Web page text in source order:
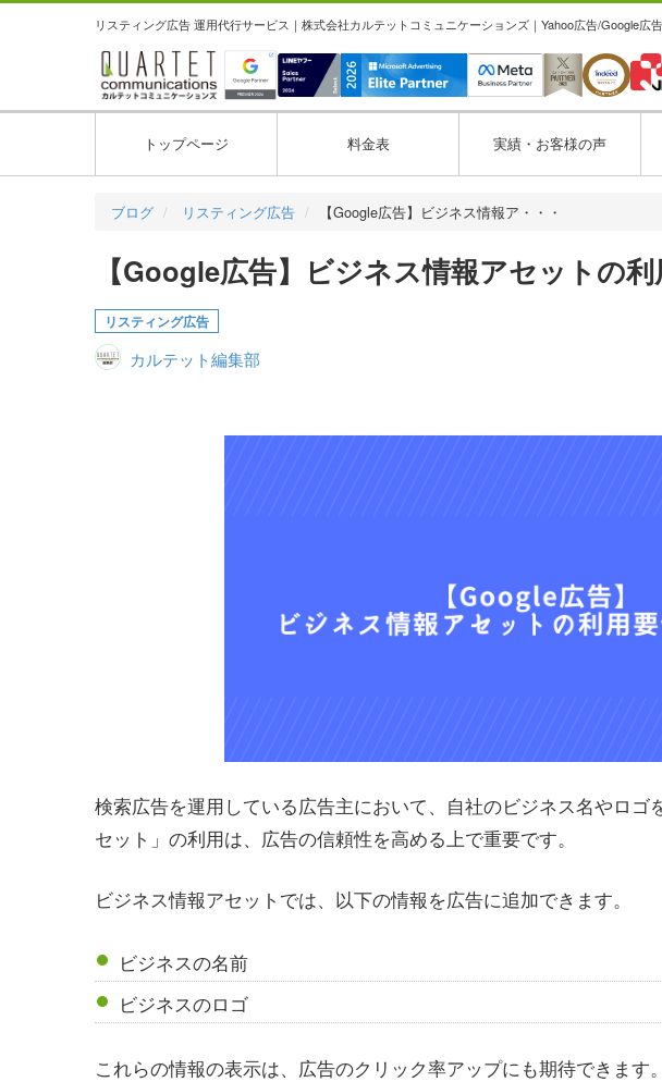
リスティング広告 運用代行サービス｜株式会社カルテットコミュニケーションズ｜Yahoo広告/Google広
トップページ 料金表 実績・お客様の声
ブログ リスティング広告 【Google広告】ビジネス情報ア・・・
【Google広告】ビジネス情報アセットの
リスティング広告
カルテット編集部
検索広告を運用している広告主において、自社のビジネス名やロゴ
セット」の利用は、広告の信頼性を高める上で重要です。
ビジネス情報アセットでは、以下の情報を広告に追加できます。
ビジネスの名前
ビジネスのロゴ
これらの情報の表示は、広告のクリック率アップにも期待できます。